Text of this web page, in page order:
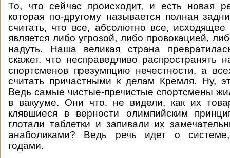
То, что сейчас происходит, и есть новая
которая по-другому называется полная
считать, что все, абсолютно все,
является либо угрозой, либо провокацией,
надуть. Наша великая страна
скажет, что несправедливо распространять
спортсменов презумпцию нечестности, а
считать причастными к делам Кремля. Ну,
Ведь самые чистые-пречистые спортсмены
в вакууме. Они что, не видели, как их
клявшиеся в верности олимпийским
глотали таблетки и запивали их
анаболиками? Ведь речь идет о
годами.